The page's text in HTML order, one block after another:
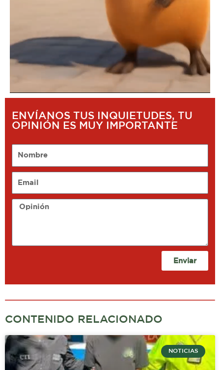
ENVÍANOS TUS INQUIETUDES, TU
OPINIÓN ES MUY IMPORTANTE
Opinión
Enviar
CONTENIDO RELACIONADO
NOTICIAS